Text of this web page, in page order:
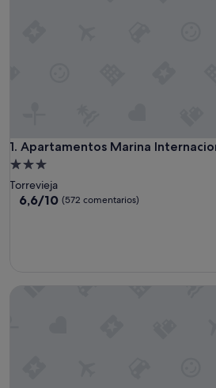
1. Apartamentos Marina
Apartamentos Marina Internacional
Alojamiento
de
3.0 estrellas
Torrevieja
6.6
6,6/10 (572 comentarios)